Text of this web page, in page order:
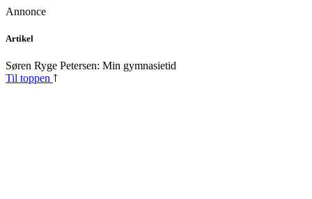
Annonce
Skip
content
Artikel
Søren Ryge Petersen: Min gymnasietid
Til toppen